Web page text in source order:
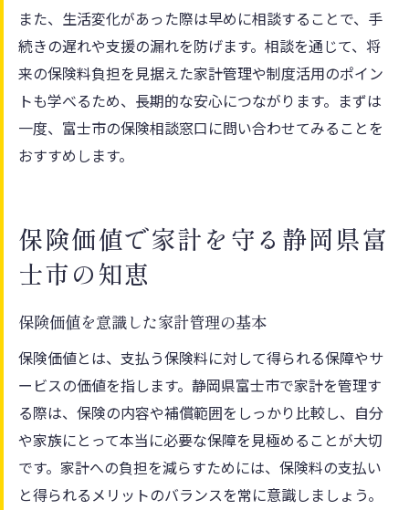
また、生活変化があった際は早めに相談することで、手
続きの遅れや支援の漏れを防げます。相談を通じて、将
来の保険料負担を見据えた家計管理や制度活用のポイン
トも学べるため、長期的な安心につながります。まずは
一度、富士市の保険相談窓口に問い合わせてみることを
おすすめします。
保険価値で家計を守る静岡県富
士市の知恵
保険価値を意識した家計管理の基本
保険価値とは、支払う保険料に対して得られる保障やサ
ービスの価値を指します。静岡県富士市で家計を管理す
る際は、保険の内容や補償範囲をしっかり比較し、自分
や家族にとって本当に必要な保障を見極めることが大切
です。家計への負担を減らすためには、保険料の支払い
と得られるメリットのバランスを常に意識しましょう。